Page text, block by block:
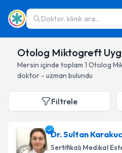
Doktor, klinik ara...
Otolog Miktogreft
Mersin içinde toplam 1 Otolog
doktor - uzman bulundu
Filtrele
Dr. Sultan
Sertifikalı Medikal